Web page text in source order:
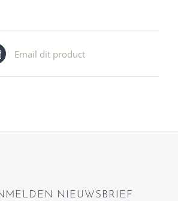
Email dit product
NIEUWSBRIEF